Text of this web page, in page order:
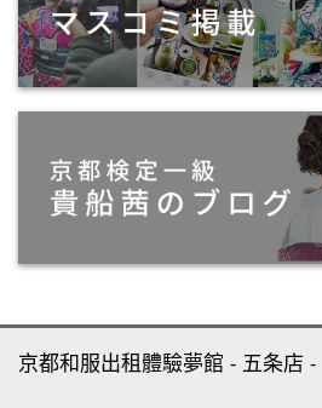
京都和服出租體驗夢館 五条店